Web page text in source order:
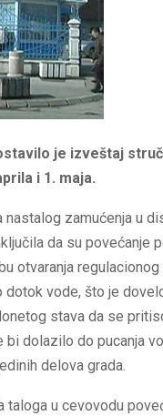
je izveštaj
i 1. maja.
zamućenja u
da su povećanje
otvaranja regulacionog
dotok vode, što je
stava da se
bi dolazilo do pucanja
delova grada.
taloga u cevovodu